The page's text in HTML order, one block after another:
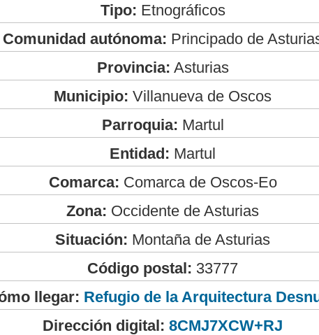
Tipo: Etnográficos
Comunidad autónoma: Principado de
Provincia: Asturias
Municipio: Villanueva de Oscos
Parroquia: Martul
Entidad: Martul
Comarca: Comarca de Oscos-Eo
Zona: Occidente de Asturias
Situación: Montaña de Asturias
Código postal: 33777
llegar: Refugio de la Arquitectura
Dirección digital: 8CMJ7XCW+RJ